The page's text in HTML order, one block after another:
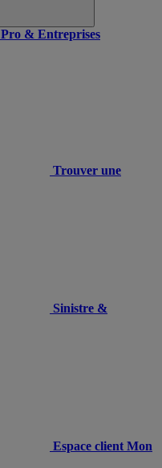
Pro & Entreprises
Trouver une
Sinistre &
Espace client Mon